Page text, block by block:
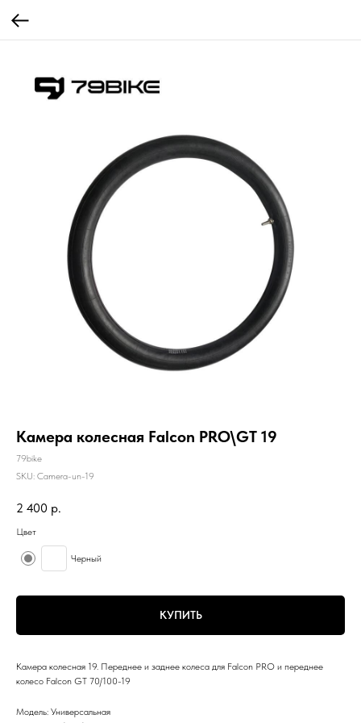
Камера колесная Falcon PRO\GT 19
79bike
SKU: Camera-un-19
2 400 р.
Цвет
Черный
КУПИТЬ
Камера колесная 19. Переднее и заднее колеса для Falcon PRO и переднее
колесо Falcon GT 70/100-19
Модель: Универсальная